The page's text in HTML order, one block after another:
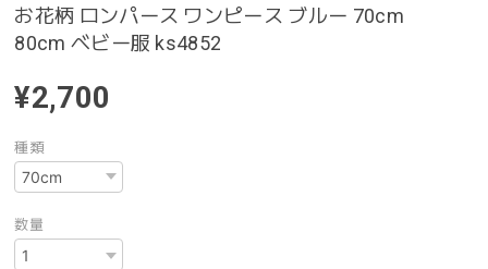
お花柄 ロンパース ワンピース ブルー 70cm
80cm ベビー服 ks4852
¥2,700
種類
数量